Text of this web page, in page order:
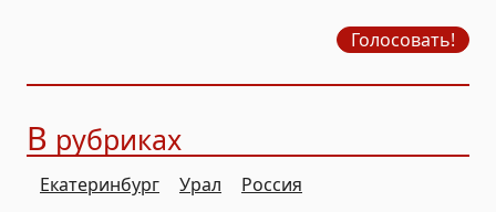
Голосовать!
В рубриках
Екатеринбург Урал
Россия